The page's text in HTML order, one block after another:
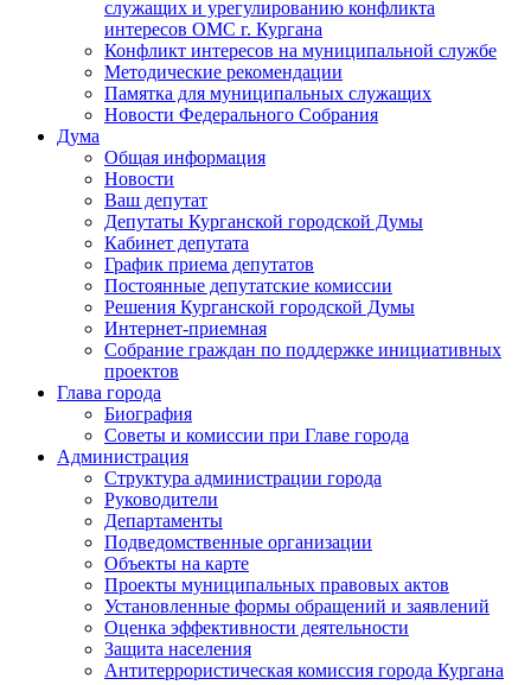
служащих и урегулированию конфликта
интересов ОМС г. Кургана
Конфликт интересов на муниципальной службе
Методические рекомендации
Памятка для муниципальных служащих
Новости Федерального Cобрания
Дума
Общая информация
Новости
Ваш депутат
Депутаты Курганской городской Думы
Кабинет депутата
График приема депутатов
Постоянные депутатские комиссии
Решения Курганской городской Думы
Интернет-приемная
Собрание граждан по поддержке инициативных
проектов
Глава города
Биография
Советы и комиссии при Главе города
Администрация
Структура администрации города
Руководители
Департаменты
Подведомственные организации
Объекты на карте
Проекты муниципальных правовых актов
Установленные формы обращений и заявлений
Оценка эффективности деятельности
Защита населения
Антитеррористическая комиссия города Кургана